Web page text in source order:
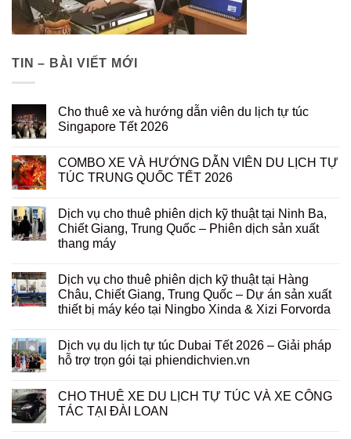
TIN – BÀI VIẾT MỚI
Cho thuê xe và hướng dẫn viên du lịch tự túc
Singapore Tết 2026
COMBO XE VÀ HƯỚNG DẪN VIÊN DU LỊCH TỰ
TÚC TRUNG QUỐC TẾT 2026
Dịch vụ cho thuê phiên dịch kỹ thuật tại Ninh Ba,
Chiết Giang, Trung Quốc – Phiên dịch sản xuất
thang máy
Dịch vụ cho thuê phiên dịch kỹ thuật tại Hàng
Châu, Chiết Giang, Trung Quốc – Dự án sản xuất
thiết bị máy kéo tại Ningbo Xinda & Xizi Forvorda
Dịch vụ du lịch tự túc Dubai Tết 2026 – Giải pháp
hỗ trợ trọn gói tại phiendichvien.vn
CHO THUÊ XE DU LỊCH TỰ TÚC VÀ XE CÔNG
TÁC TẠI ĐÀI LOAN